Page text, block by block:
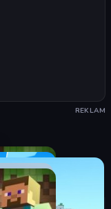
REKLAM